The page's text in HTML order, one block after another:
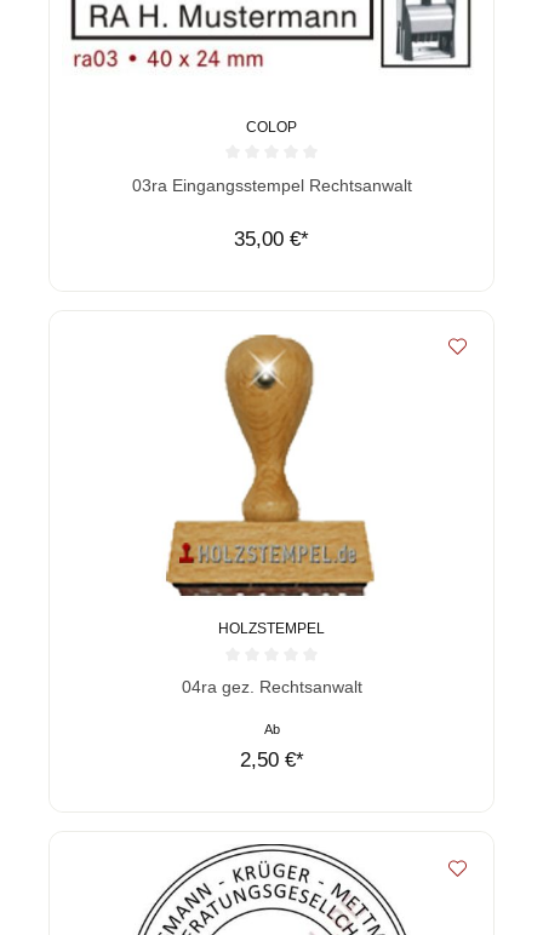
COLOP
Durchschnittliche Bewertung von 0 von 5 Sternen
03ra Eingangsstempel Rechtsanwalt
35,00 €*
HOLZSTEMPEL
Durchschnittliche Bewertung von 0 von 5 Sternen
04ra gez. Rechtsanwalt
Ab
2,50 €*